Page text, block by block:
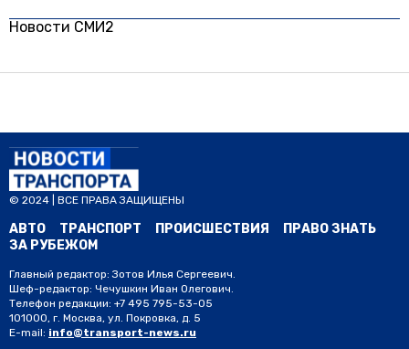
Новости СМИ2
© 2024 | ВСЕ ПРАВА ЗАЩИЩЕНЫ
АВТО ТРАНСПОРТ ПРОИСШЕСТВИЯ
ПРАВО ЗНАТЬ
ЗА РУБЕЖОМ
Главный редактор: Зотов Илья Сергеевич.
Шеф-редактор: Чечушкин Иван Олегович.
Телефон редакции: +7 495 795-53-05
101000, г. Москва, ул. Покровка, д. 5
E-mail: info@transport-news.ru